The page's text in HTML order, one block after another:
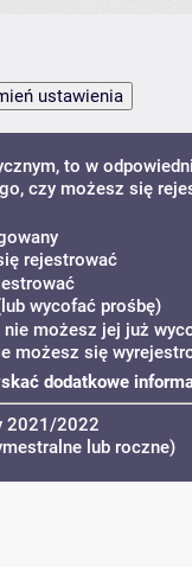
to w
czy możesz się
rejestrować
wycofać prośbę)
nie możesz jej już
możesz się
dodatkowe
2021/2022
lub roczne)